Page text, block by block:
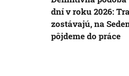
dní v roku 2026:
zostávajú, na
pôjdeme do práce